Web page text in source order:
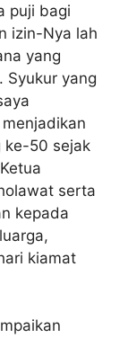
puji bagi
izin-Nya lah
yang
Syukur yang
ke-50 sejak
serta
kepada
kiamat